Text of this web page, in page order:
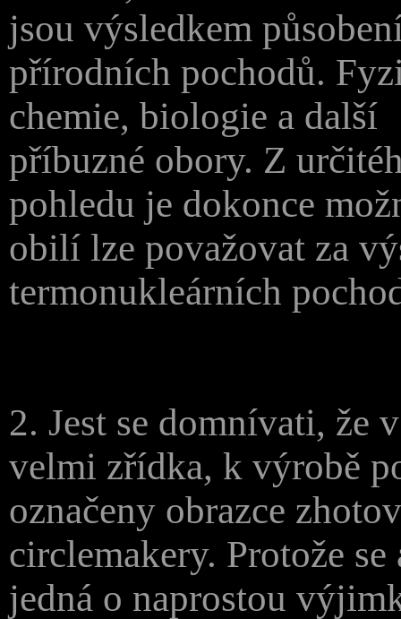
jsou výsledkem
přírodních pochodů.
chemie, biologie a další
příbuzné obory. Z
pohledu je dokonce
obilí lze považovat za
termonukleárních
2. Jest se domnívati, že
velmi zřídka, k výrobě
označeny obrazce
circlemakery. Protože
jedná o naprostou